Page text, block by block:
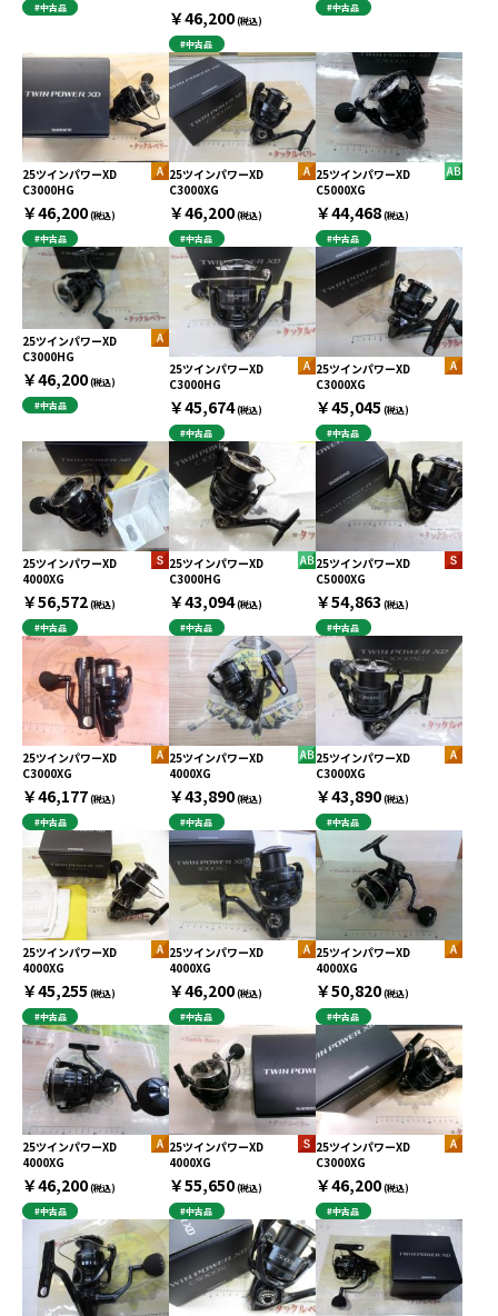
#中古品 ￥46,200(税込)
#中古品
#中古品
25ツインパワーXD
C3000HG
￥46,200(税込)
#中古品
25ツインパワーXD
C3000XG
￥46,200(税込)
#中古品
25ツインパワーXD
C5000XG
￥44,468(税込)
#中古品
25ツインパワーXD
C3000HG
￥46,200(税込)
#中古品
25ツインパワーXD
C3000HG
￥45,674(税込)
#中古品
25ツインパワーXD
C3000XG
￥45,045 (税込)
#中古品
25ツインパワーXD
4000XG
￥56,572(税込)
#中古品
25ツインパワーXD
C3000HG
￥43,094(税込)
#中古品
25ツインパワーXD
C5000XG
￥54,863 (税込)
#中古品
25ツインパワーXD
C3000XG
￥46,177(税込)
#中古品
25ツインパワーXD
4000XG
￥43,890(税込)
#中古品
25ツインパワーXD
C3000XG
￥43,890(税込)
#中古品
25ツインパワーXD
4000XG
￥45,255 (税込)
#中古品
25ツインパワーXD
4000XG
￥46,200(税込)
#中古品
25ツインパワーXD
4000XG
￥50,820(税込)
#中古品
25ツインパワーXD
4000XG
￥46,200(税込)
#中古品
25ツインパワーXD
4000XG
￥55,650(税込)
#中古品
25ツインパワーXD
C3000XG
￥46,200(税込)
#中古品